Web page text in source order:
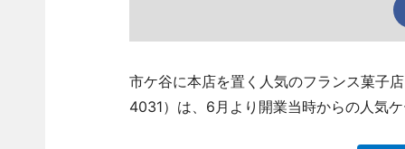
市ケ谷に本店を置く人気のフランス菓子
4031）は、6月より開業当時からの人気